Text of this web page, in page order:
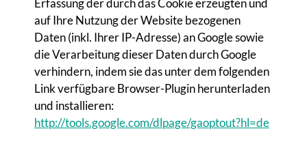
Erfassung der durch das Cookie erzeugten und
auf Ihre Nutzung der Website bezogenen
Daten (inkl. Ihrer IP-Adresse) an Google sowie
die Verarbeitung dieser Daten durch Google
verhindern, indem sie das unter dem folgenden
Link verfügbare Browser-Plugin herunterladen
und installieren:
http://tools.google.com/dlpage/gaoptout?hl=de